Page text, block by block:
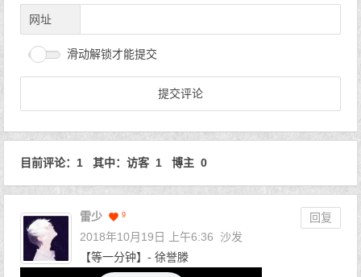
网址
滑动解锁才能提交
目前评论：1 其中：访客 1 博主 0
雷少 9
回复
2018年10月19日 上午6:36
沙发
【等一分钟】- 徐誉滕